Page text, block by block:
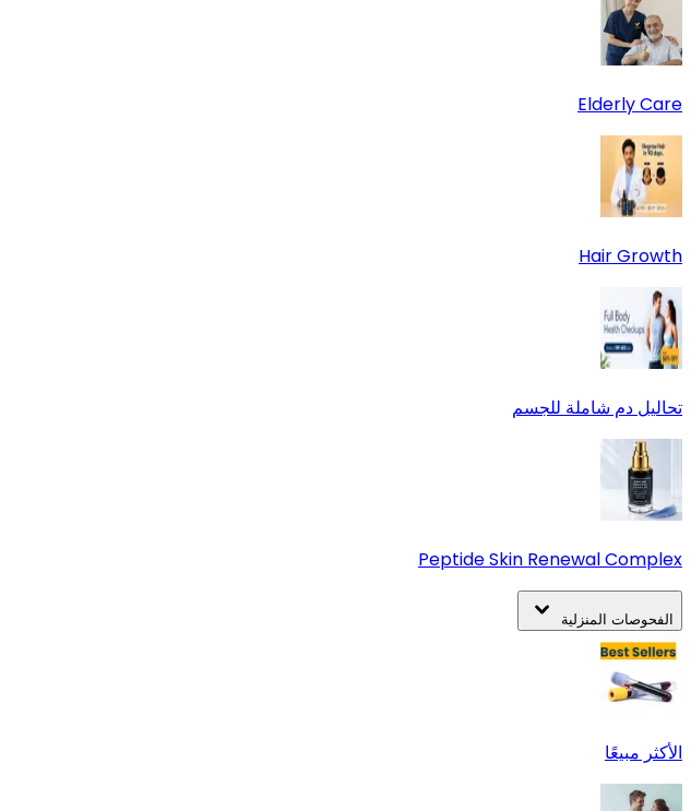
Elderly Care
Hair Growth
تحاليل دم شاملة للجسم
Peptide Skin Renewal Complex
الفحوصات المنزلية
الأكثر مبيعًا